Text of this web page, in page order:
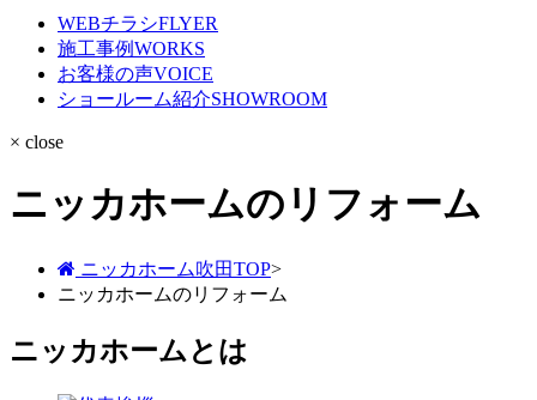
WEBチラシFLYER
施工事例WORKS
お客様の声VOICE
ショールーム紹介SHOWROOM
× close
ニッカホームのリフォーム
ニッカホーム吹田TOP>
ニッカホームのリフォーム
ニッカホームとは